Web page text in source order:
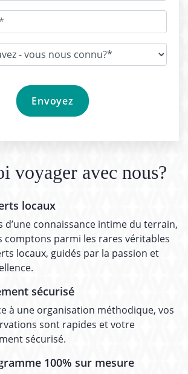
voyager avec nous?
locaux
d’une connaissance intime du terrain,
comptons parmi les rares véritables
locaux, guidés par la passion et
sécurisé
à une organisation méthodique, vos
sont rapides et votre
sécurisé.
100% sur mesure